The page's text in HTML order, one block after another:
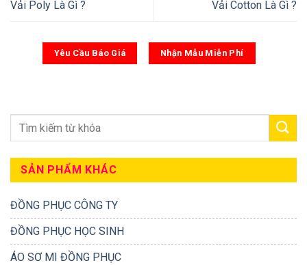
Vải Poly Là Gì ? Vải Cotton Là Gì ?
Yêu Cầu Báo Giá Nhận Mẫu Miễn Phí
SẢN PHẨM KHÁC
ĐỒNG PHỤC CÔNG TY
ĐỒNG PHỤC HỌC SINH
ÁO SƠ MI ĐỒNG PHỤC